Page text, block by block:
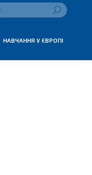
НАВЧАННЯ У ЄВРОПІ